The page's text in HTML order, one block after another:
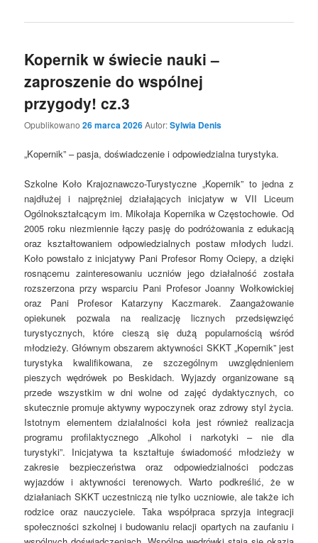
Kopernik w świecie nauki –
zaproszenie do wspólnej
przygody! cz.3
Opublikowano26 marca 2026Autor:Sylwia Denis
„Kopernik” – pasja, doświadczenie i odpowiedzialna turystyka.
Szkolne Koło Krajoznawczo-Turystyczne „Kopernik” to jedna z
najdłużej i najprężniej działających inicjatyw w VII Liceum
Ogólnokształcącym im. Mikołaja Kopernika w Częstochowie. Od
2005 roku niezmiennie łączy pasję do podróżowania z edukacją
oraz kształtowaniem odpowiedzialnych postaw młodych ludzi.
Koło powstało z inicjatywy Pani Profesor Romy Ociepy, a dzięki
rosnącemu zainteresowaniu uczniów jego działalność została
rozszerzona przy wsparciu Pani Profesor Joanny Wołkowickiej
oraz Pani Profesor Katarzyny Kaczmarek. Zaangażowanie
opiekunek pozwala na realizację licznych przedsięwzięć
turystycznych, które cieszą się dużą popularnością wśród
młodzieży. Głównym obszarem aktywności SKKT „Kopernik” jest
turystyka kwalifikowana, ze szczególnym uwzględnieniem
pieszych wędrówek po Beskidach. Wyjazdy organizowane są
przede wszystkim w dni wolne od zajęć dydaktycznych, co
skutecznie promuje aktywny wypoczynek oraz zdrowy styl życia.
Istotnym elementem działalności koła jest również realizacja
programu profilaktycznego „Alkohol i narkotyki – nie dla
turystyki”. Inicjatywa ta kształtuje świadomość młodzieży w
zakresie bezpieczeństwa oraz odpowiedzialności podczas
wyjazdów i aktywności terenowych. Warto podkreślić, że w
działaniach SKKT uczestniczą nie tylko uczniowie, ale także ich
rodzice oraz nauczyciele. Taka współpraca sprzyja integracji
społeczności szkolnej i budowaniu relacji opartych na zaufaniu i